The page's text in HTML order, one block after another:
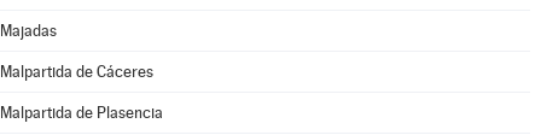
Majadas
Malpartida de Cáceres
Malpartida de Plasencia